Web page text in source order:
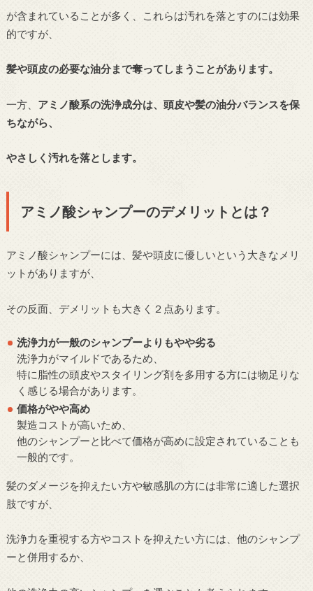
が含まれていることが多く、これらは汚れを落とすのには効果
的ですが、
髪や頭皮の必要な油分まで奪ってしまうことがあります。
一方、 アミノ酸系の洗浄成分は、頭皮や髪の油分バランスを保
ちながら、
やさしく汚れを落とします。
アミノ酸シャンプーのデメリットとは？
アミノ酸シャンプーには、髪や頭皮に優しいという大きなメリ
ットがありますが、
その反面、デメリットも大きく２点あります。
洗浄力が一般のシャンプーよりもやや劣る
洗浄力がマイルドであるため、
特に脂性の頭皮やスタイリング剤を多用する方には物足りな
く感じる場合があります。
価格がやや高め
製造コストが高いため、
他のシャンプーと比べて価格が高めに設定されていることも
一般的です。
髪のダメージを抑えたい方や敏感肌の方には非常に適した選択
肢ですが、
洗浄力を重視する方やコストを抑えたい方には、他のシャンプ
ーと併用するか、